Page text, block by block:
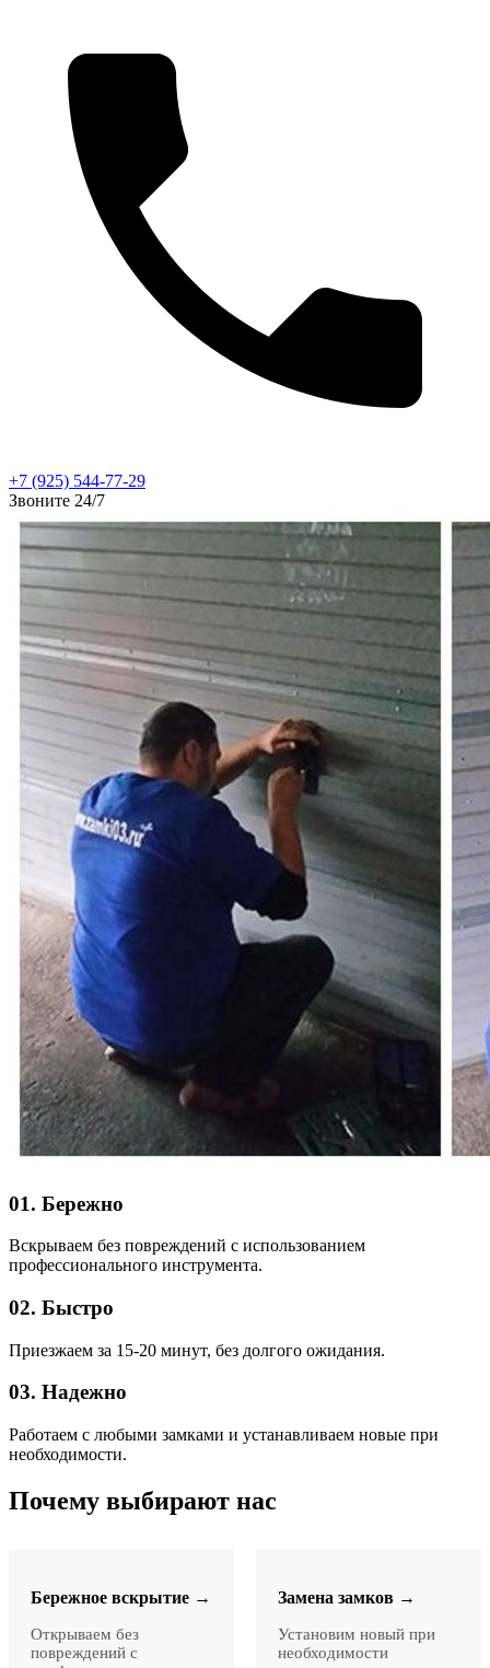
+7 (925) 544-77-29
Звоните 24/7
01. Бережно
Вскрываем без повреждений с использованием
профессионального инструмента.
02. Быстро
Приезжаем за 15-20 минут, без долгого ожидания.
03. Надежно
Работаем с любыми замками и устанавливаем новые при
необходимости.
Почему выбирают нас
Бережное вскрытие →
Открываем без
повреждений с
Замена замков →
Установим новый при
необходимости